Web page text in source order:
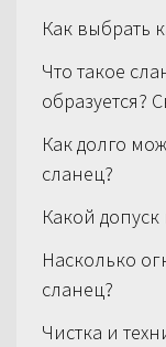
Как выбрать
Что такое
образуется?
Как долго
сланец?
Какой допуск
Насколько
сланец?
Чистка и